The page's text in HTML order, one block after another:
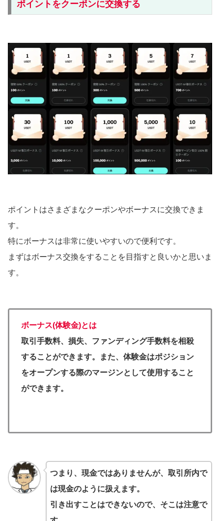
ポイントをクーポンに交換する
ポイントはさまざまなクーポンやボーナスに交換できま
す。
特にボーナスは非常に使いやすいので便利です。
まずはボーナス交換をすることを目指すと良いかと思いま
す。
ボーナス(体験金)とは
取引手数料、損失、ファンディング手数料を相殺
することができます。また、体験金はポジション
をオープンする際のマージンとして使用すること
ができます。
つまり、現金ではありませんが、取引所内で
は現金のように扱えます。
引き出すことはできないので、そこは注意で